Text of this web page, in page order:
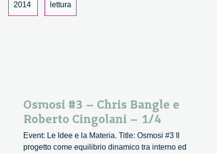
2014
lettura
Osmosi #3 – Chris Bangle e
Roberto Cingolani – 1/4
Event: Le Idee e la Materia. Title: Osmosi #3 Il
progetto come equilibrio dinamico tra interno ed